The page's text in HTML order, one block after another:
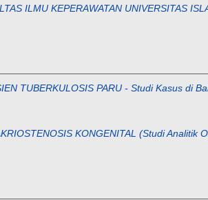
ILMU KEPERAWATAN UNIVERSITAS
TUBERKULOSIS PARU - Studi Kasus di
KONGENITAL (Studi Analitik